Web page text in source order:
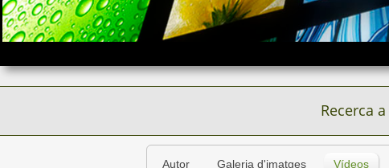
Recerca a
Autor Galeria d'imatges Vídeos